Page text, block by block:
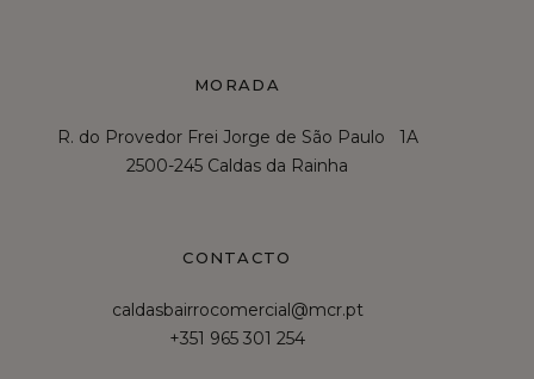
MORADA
R. do Provedor Frei Jorge de São Paulo 1A
2500-245 Caldas da Rainha
CONTACTO
caldasbairrocomercial@mcr.pt
+351 965 301 254